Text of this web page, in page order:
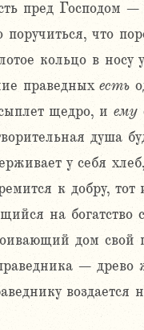
пред Господом
что
кольцо в
праведных есть
щедро, и ему
душа
у себя
к добру,
на богатство
дом свой
– древо
воздается